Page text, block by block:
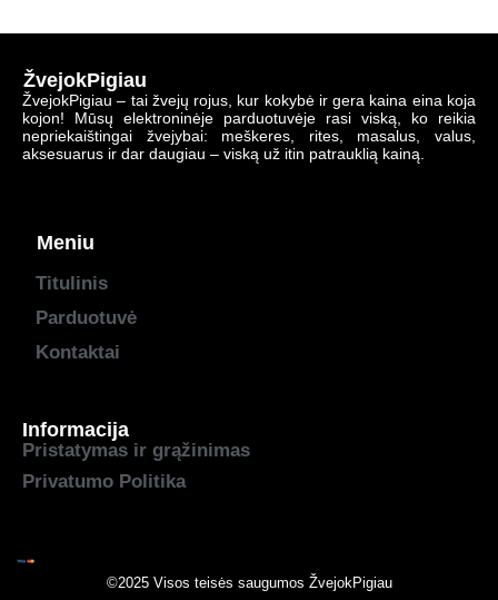
ŽvejokPigiau
ŽvejokPigiau – tai žvejų rojus, kur kokybė ir gera kaina eina koja
kojon! Mūsų elektroninėje parduotuvėje rasi viską, ko reikia
nepriekaištingai žvejybai: meškeres, rites, masalus, valus,
aksesuarus ir dar daugiau – viską už itin patrauklią kainą.
Meniu
Titulinis
Parduotuvė
Kontaktai
Informacija
Pristatymas ir grąžinimas
Privatumo Politika
©2025 Visos teisės saugumos ŽvejokPigiau